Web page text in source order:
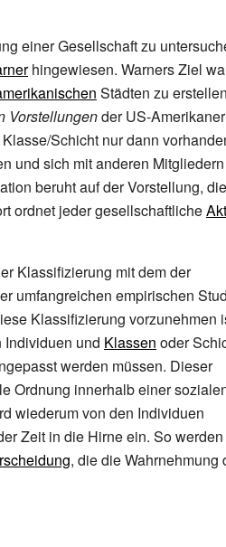
einer Gesellschaft zu
hingewiesen. Warners Ziel
Städten zu
Vorstellungender US-
Schicht nur dann
und sich mit anderen Mitgliedern
beruht auf der Vorstellung,
ordnet jeder gesellschaftliche
Klassifizierung mit dem der
umfangreichen empirischen
Klassifizierung vorzunehmen
und Klassen oder
werden müssen. Dieser
Ordnung innerhalb einer
wiederum von den Individuen
Zeit in die Hirne ein. So werden
, die die Wahrnehmung